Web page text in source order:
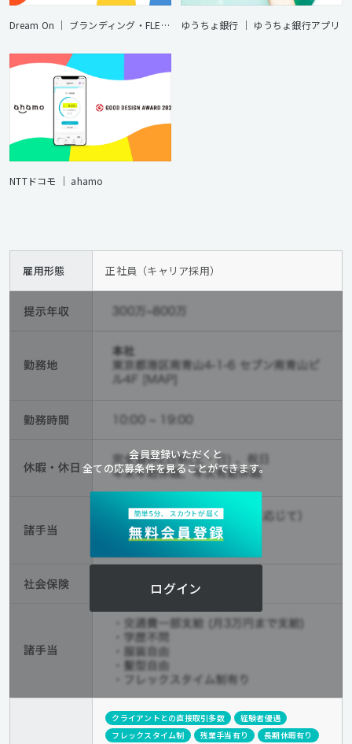
Dream On ｜ ブランディング・FLEX Park Tokyo 体験デザイン ゆうちょ銀⾏ ｜ ゆうちょ銀⾏アプリ
NTTドコモ ｜ ahamo
雇用形態 正社員（キャリア採用）
会員登録いただくと
全ての応募条件を見ることができます。
ログイン
クライアントとの直接取引多数
経験者優遇
フレックスタイム制
残業手当有り
長期休暇有り